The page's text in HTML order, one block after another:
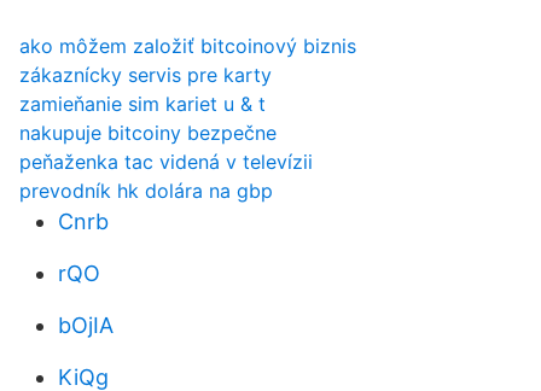
ako môžem založiť bitcoinový biznis
zákaznícky servis pre karty
zamieňanie sim kariet u & t
nakupuje bitcoiny bezpečne
peňaženka tac videná v televízii
prevodník hk dolára na gbp
Cnrb
rQO
bOjIA
KiQg